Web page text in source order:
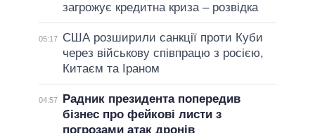
загрожує кредитна криза – розвідка
05:17
США розширили санкції проти Куби
через військову співпрацю з росією,
Китаєм та Іраном
04:57
Радник президента попередив
бізнес про фейкові листи з
погрозами атак дронів